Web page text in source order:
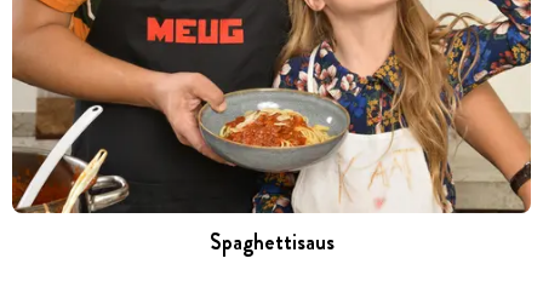
Spaghettisaus